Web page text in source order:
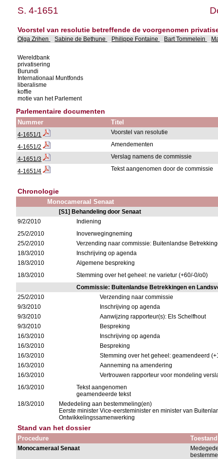
S. 4-1651
Voorstel van resolutie betreffende de voorgenomen
Olga Zrihen Sabine de Bethune Philippe Fontaine Bart Tommelein
Wereldbank
privatisering
Burundi
Internationaal Muntfonds
liberalisme
koffie
motie van het Parlement
Parlementaire documenten
Nummer Titel
4-1651/1 Voorstel van resolutie
4-1651/2 Amendementen
4-1651/3 Verslag namens de commissie
4-1651/4 Tekst aangenomen door de commissie
Chronologie
Monocameraal Senaat
[S1] Behandeling door Senaat
9/2/2010
Indiening
25/2/2010
Inoverwegingneming
25/2/2010
Verzending naar commissie: Buitenlandse
18/3/2010
Inschrijving op agenda
18/3/2010
Algemene bespreking
18/3/2010
Stemming over het geheel: ne varietur (+60/-0/o0)
Commissie: Buitenlandse Betrekkingen en
25/2/2010
Verzending naar commissie
9/3/2010
Inschrijving op agenda
9/3/2010
Aanwijzing rapporteur(s): Els Schelfhout
9/3/2010
Bespreking
16/3/2010
Inschrijving op agenda
16/3/2010
Bespreking
16/3/2010
Stemming over het geheel: geamendeerd
16/3/2010
Aanneming na amendering
16/3/2010
Vertrouwen rapporteur voor mondeling
16/3/2010
Tekst aangenomen
geamendeerde tekst
18/3/2010
Mededeling aan bestemmeling(en)
Eerste minister Vice-eersteminister en minister van
Ontwikkelingssamenwerking
Stand van het dossier
Procedure Toestand
Monocameraal Senaat